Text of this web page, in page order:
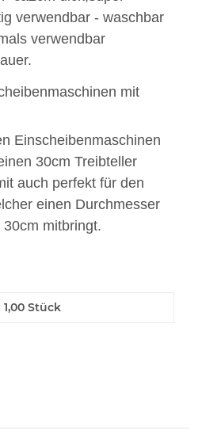
verwendbar - waschbar
verwendbar
mit
Einscheibenmaschinen
30cm Treibteller
auch perfekt für den
einen Durchmesser
mitbringt.
1,00 Stück